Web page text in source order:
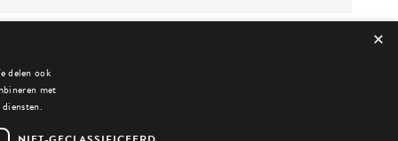
×
delen ook
met